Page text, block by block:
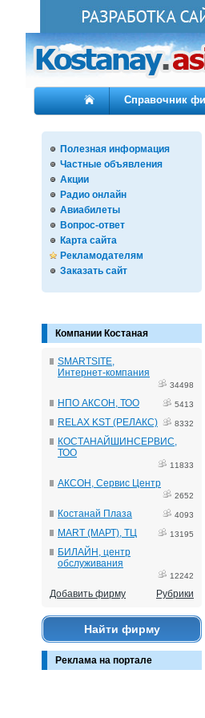
Справочник
Полезная информация
Частные объявления
Акции
Радио онлайн
Авиабилеты
Вопрос-ответ
Карта сайта
Рекламодателям
Заказать сайт
Компании Костаная
SMARTSITE,
Интернет-компания
34498
НПО АКСОН, ТОО 5413
RELAX KST (РЕЛАКС) 8332
КОСТАНАЙШИНСЕРВИС,
ТОО
11833
АКСОН, Сервис Центр
2652
Костанай Плаза 4093
MART (МАРТ), ТЦ 13195
БИЛАЙН, центр
обслуживания
12242
Добавить фирму Рубрики
Найти фирму
Реклама на портале